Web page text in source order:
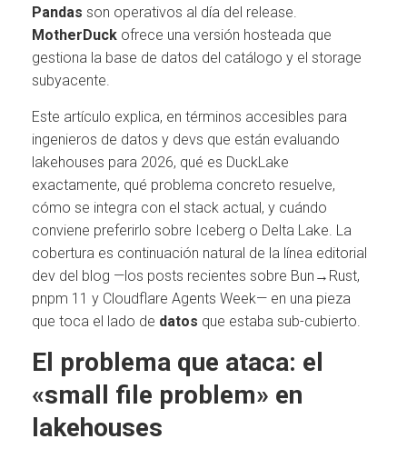
Pandas son operativos al día del release.
MotherDuck ofrece una versión hosteada que
gestiona la base de datos del catálogo y el storage
subyacente.
Este artículo explica, en términos accesibles para
ingenieros de datos y devs que están evaluando
lakehouses para 2026, qué es DuckLake
exactamente, qué problema concreto resuelve,
cómo se integra con el stack actual, y cuándo
conviene preferirlo sobre Iceberg o Delta Lake. La
cobertura es continuación natural de la línea editorial
dev del blog —los posts recientes sobre Bun→Rust,
pnpm 11 y Cloudflare Agents Week— en una pieza
que toca el lado de datos que estaba sub-cubierto.
El problema que ataca: el
«small file problem» en
lakehouses